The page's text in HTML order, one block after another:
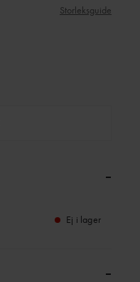
Storleksguide
–
Ej i lager
–